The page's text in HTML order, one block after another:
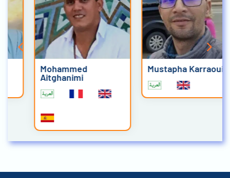
Mohammed
Aitghanimi
Mustapha Karraoui